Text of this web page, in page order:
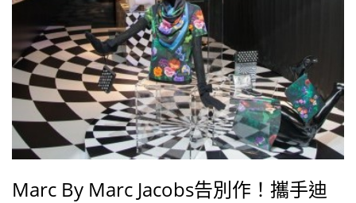
Marc By Marc Jacobs告別作！攜手迪